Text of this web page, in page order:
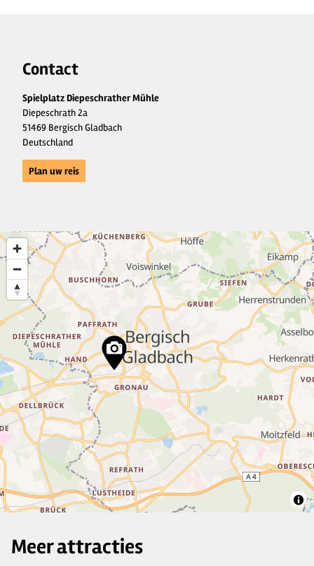
Contact
Spielplatz Diepeschrather Mühle
Diepeschrath 2a
51469 Bergisch Gladbach
Deutschland
Plan uw reis
4
3
11
5
3
3
6
3
14
4
Meer attracties